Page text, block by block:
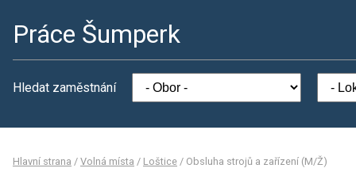
Práce Šumperk
Hledat zaměstnání
Hlavní strana / Volná místa / Loštice / Obsluha strojů a zařízení (M/Ž)